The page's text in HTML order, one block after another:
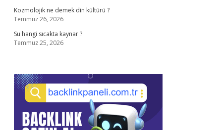
Kozmolojik ne demek din kültürü ?
Temmuz 26, 2026
Su hangi sıcakta kaynar ?
Temmuz 25, 2026